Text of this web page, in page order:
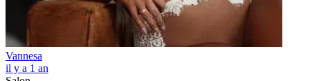
Vannesa
il y a 1 an